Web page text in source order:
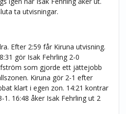
ta utvisningar.
Efter 2:59 får Kiruna utvisning.
gör Isak Fehrling 2-0
som gjorde ett jättejobb
Kiruna gör 2-1 efter
klart i egen zon. 14:21 kontrar
1. 16:48 åker Isak Fehrling ut 2